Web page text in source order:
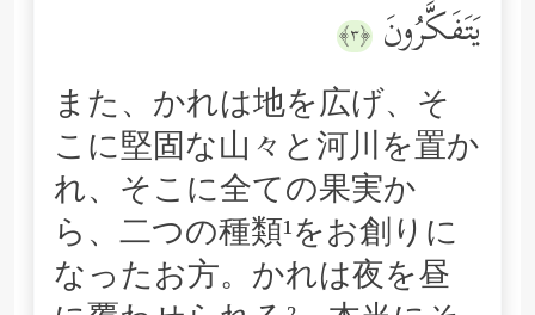
یَتَفَكَّرُونَ ﴿٣﴾
また、かれは地を広げ、そ
こに堅固な山々と河川を置か
れ、そこに全ての果実か
ら、二つの種類¹をお創りに
なったお方。かれは夜を昼